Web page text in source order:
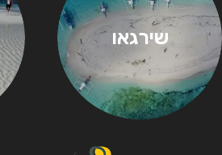
שירגאו